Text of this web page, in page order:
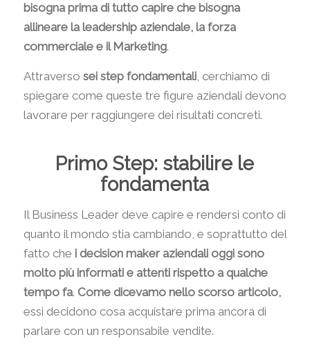
bisogna prima di tutto capire che bisogna
allineare la leadership aziendale, la forza
commerciale e il Marketing.
Attraverso sei step fondamentali, cerchiamo di
spiegare come queste tre figure aziendali devono
lavorare per raggiungere dei risultati concreti.
Primo Step: stabilire le
fondamenta
Il Business Leader deve capire e rendersi conto di
quanto il mondo stia cambiando, e soprattutto del
fatto che i decision maker aziendali oggi sono
molto più informati e attenti rispetto a qualche
tempo fa. Come dicevamo nello scorso articolo,
essi decidono cosa acquistare prima ancora di
parlare con un responsabile vendite.